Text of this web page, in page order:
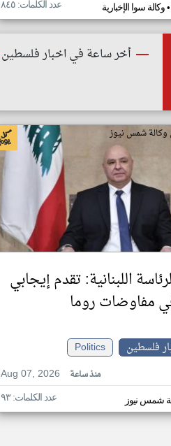
وكالة سوا الإخبارية• عدد الكلمات: ٨٤٥
أخر ساعة في اخبار فلسطين
وكالة شمس نيوز
اللبنانية: تقدم إيجابي
مفاوضات روما
فلسطين
Politics
Aug 07, 2026
منذ ساعة
شمس نيوز عدد الكلمات: ٩٣